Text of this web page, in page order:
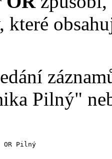
které
Pilný"
OR Pilný